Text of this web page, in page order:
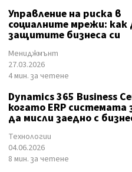
Управление на риска в
социалните мрежи: как
защитите бизнеса си
Мениджмънт
27.03.2026
4 мин. за четене
Dynamics 365 Business
когато ERP системата
да мисли заедно с
Технологии
04.06.2026
8 мин. за четене